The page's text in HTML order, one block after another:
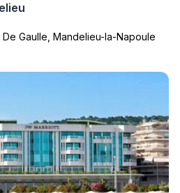
Gaulle, Mandelieu-la-Napoule